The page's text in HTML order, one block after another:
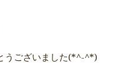
うございました(*^-^*)